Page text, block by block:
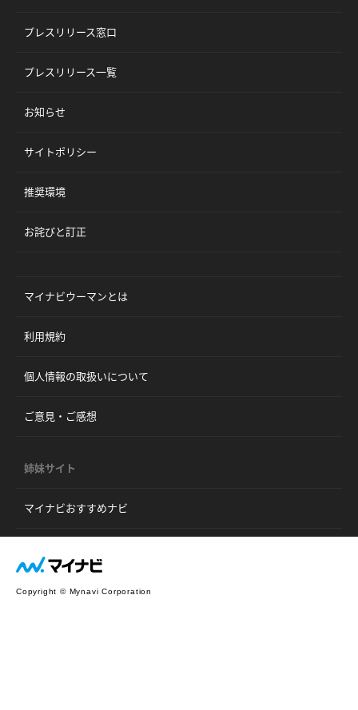
プレスリリース窓口
プレスリリース一覧
お知らせ
サイトポリシー
推奨環境
お詫びと訂正
マイナビウーマンとは
利用規約
個人情報の取扱いについて
ご意見・ご感想
姉妹サイト
マイナビおすすめナビ
Copyright © Mynavi Corporation